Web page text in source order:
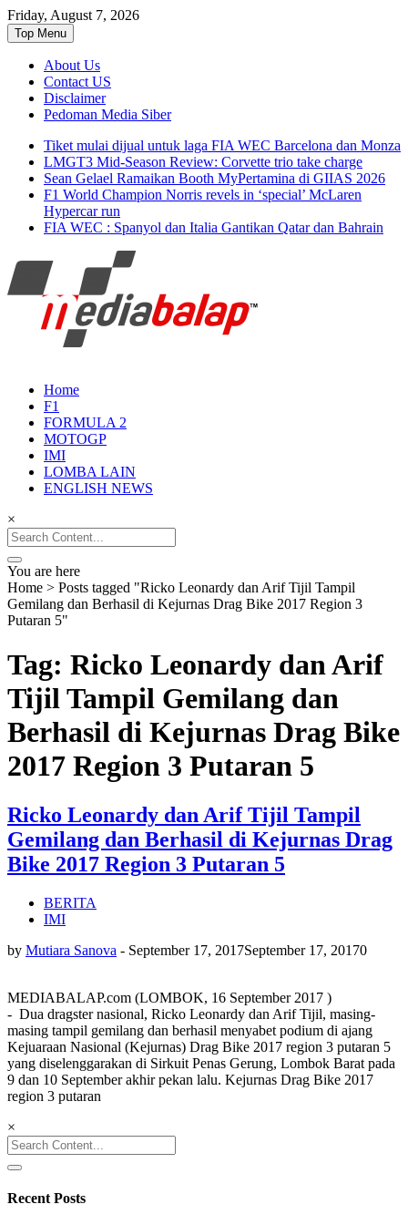
Friday, August 7, 2026
Top Menu
About Us
Contact US
Disclaimer
Pedoman Media Siber
Tiket mulai dijual untuk laga FIA WEC Barcelona dan Monza
LMGT3 Mid-Season Review: Corvette trio take charge
Sean Gelael Ramaikan Booth MyPertamina di GIIAS 2026
F1 World Champion Norris revels in ‘special’ McLaren
Hypercar run
FIA WEC : Spanyol dan Italia Gantikan Qatar dan Bahrain
MediaBalap.com | Informasi
Balap Terupdate
Seputar MotoGP GP2 GP3 F2 F3 SERI
ASIA LMP2 F1 dll
Home
F1
FORMULA 2
MOTOGP
IMI
LOMBA LAIN
ENGLISH NEWS
×
Search
for:
You are here
Home > Posts tagged "Ricko Leonardy dan Arif Tijil Tampil
Gemilang dan Berhasil di Kejurnas Drag Bike 2017 Region 3
Putaran 5"
Tag: Ricko Leonardy dan Arif
Tijil Tampil Gemilang dan
Berhasil di Kejurnas Drag Bike
2017 Region 3 Putaran 5
Ricko Leonardy dan Arif Tijil Tampil
Gemilang dan Berhasil di Kejurnas Drag
Bike 2017 Region 3 Putaran 5
BERITA
IMI
by Mutiara Sanova - September 17, 2017September 17, 20170
MEDIABALAP.com (LOMBOK, 16 September 2017 )
- Dua dragster nasional, Ricko Leonardy dan Arif Tijil, masing-
masing tampil gemilang dan berhasil menyabet podium di ajang
Kejuaraan Nasional (Kejurnas) Drag Bike 2017 region 3 putaran 5
yang diselenggarakan di Sirkuit Penas Gerung, Lombok Barat pada
9 dan 10 September akhir pekan lalu. Kejurnas Drag Bike 2017
region 3 putaran
×
Search
for:
Recent Posts